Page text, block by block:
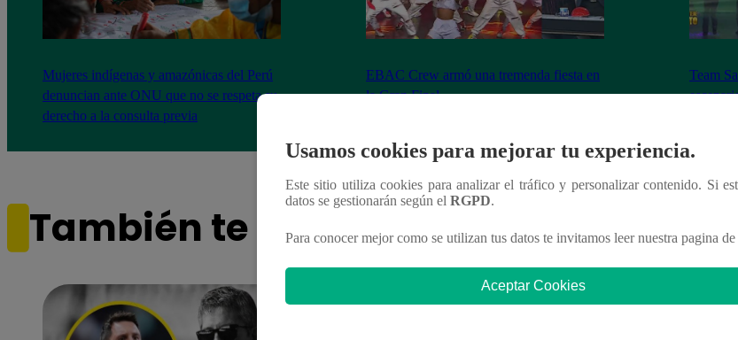
Mujeres indígenas y amazónicas del Perú
denuncian ante ONU que no se respeta su
derecho a la consulta previa
EBAC Crew armó una tremenda fiesta en
la Gran Final
Team
También te puede interesar
Usamos cookies para mejorar tu experiencia.
Este sitio utiliza cookies para analizar el tráfico y personalizar contenido. Si
datos se gestionarán según el RGPD.
Para conocer mejor como se utilizan tus datos te invitamos leer nuestra pagina de
Aceptar Cookies